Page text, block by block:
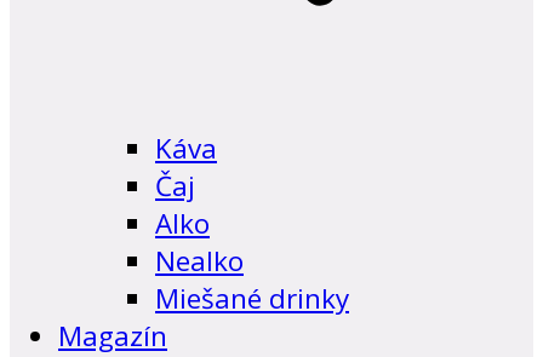
Káva
Čaj
Alko
Nealko
Miešané drinky
Magazín